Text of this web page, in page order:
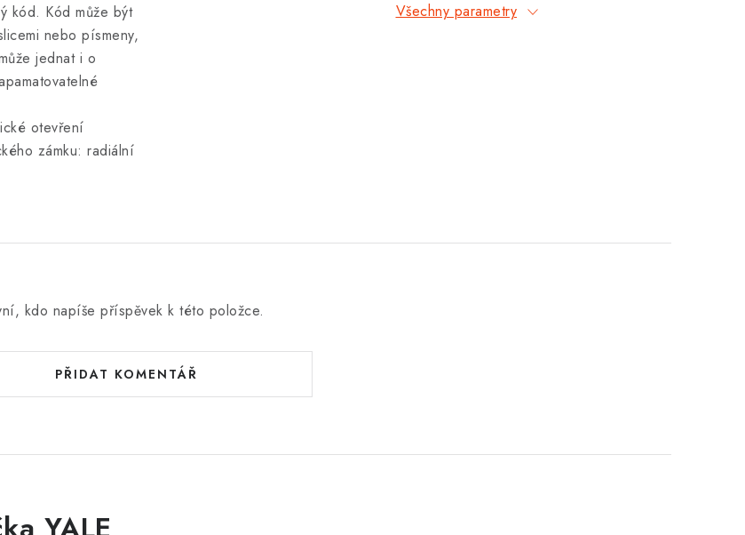
kód. Kód může být
nebo písmeny,
jednat i o
otevření
zámku: radiální
Všechny parametry
kdo napíše příspěvek k této položce.
PŘIDAT KOMENTÁŘ